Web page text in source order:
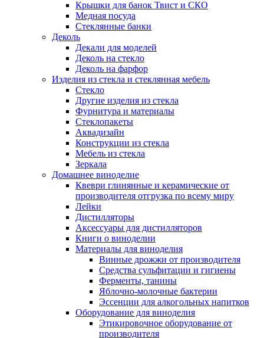
Крышки для банок Твист и СКО
Медная посуда
Стеклянные банки
Деколь
Декали для моделей
Деколь на стекло
Деколь на фарфор
Изделия из стекла и стеклянная мебель
Стекло
Другие изделия из стекла
Фурнитура и материалы
Стеклопакеты
Аквадизайн
Конструкции из стекла
Мебель из стекла
Зеркала
Домашнее виноделие
Квеври глинянные и керамические от
производителя отгрузка по всему миру
Лейки
Дистилляторы
Аксессуары для дистилляторов
Книги о виноделии
Материалы для виноделия
Винные дрожжи от производителя
Средства сульфитации и гигиены
Ферменты, танины
Яблочно-молочные бактерии
Эссенции для алкогольных напитков
Оборудование для виноделия
Этикировочное оборудование от
производителя